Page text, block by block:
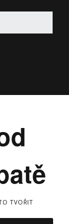
TVOŘIT